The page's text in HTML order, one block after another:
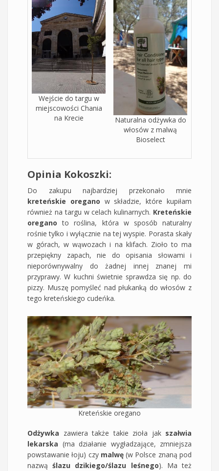
Wejście do targu w
miejscowości Chania
na Krecie
Naturalna odżywka do
włosów z malwą
Bioselect
Opinia Kokoszki:
Do zakupu najbardziej przekonało mnie
kreteńskie oregano w składzie, które kupiłam
również na targu w celach kulinarnych. Kreteńskie
oregano to roślina, która w sposób naturalny
rośnie tylko i wyłącznie na tej wyspie. Porasta skały
w górach, w wąwozach i na klifach. Zioło to ma
przepiękny zapach, nie do opisania słowami i
nieporównywalny do żadnej innej znanej mi
przyprawy. W kuchni świetnie sprawdza się np. do
pizzy. Muszę pomyśleć nad płukanką do włosów z
tego kreteńskiego cudeńka.
Kreteńskie oregano
Odżywka zawiera także takie zioła jak szałwia
lekarska (ma działanie wygładzające, zmniejsza
powstawanie łoju) czy malwę(w Polsce znaną pod
nazwąślazu dzikiego/ślazu leśnego). Ma też